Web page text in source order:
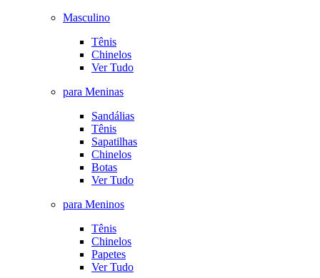
Masculino
Tênis
Chinelos
Ver Tudo
para Meninas
Sandálias
Tênis
Sapatilhas
Chinelos
Botas
Ver Tudo
para Meninos
Tênis
Chinelos
Papetes
Ver Tudo